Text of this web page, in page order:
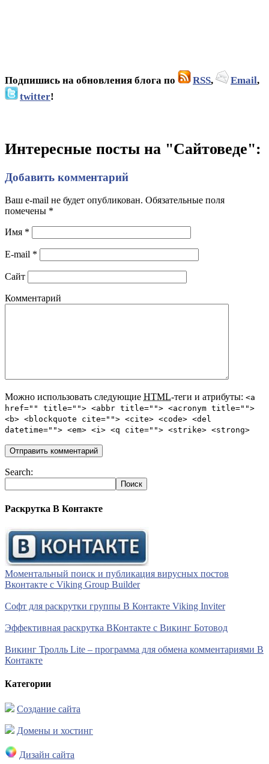
Подпишись на обновления блога по RSS, Email,
twitter!
Интересные посты на "Сайтоведе":
Добавить комментарий
Ваш e-mail не будет опубликован. Обязательные поля
помечены *
Имя *
E-mail *
Сайт
Комментарий
Можно использовать следующие HTML-теги и атрибуты: <a
href="" title=""> <abbr title=""> <acronym title="">
<b> <blockquote cite=""> <cite> <code> <del
datetime=""> <em> <i> <q cite=""> <strike> <strong>
Search:
Раскрутка В Контакте
Моментальный поиск и публикация вирусных постов
Вконтакте с Viking Group Builder
Софт для раскрутки группы В Контакте Viking Inviter
Эффективная раскрутка ВКонтакте с Викинг Ботовод
Викинг Тролль Lite – программа для обмена комментариями В
Контакте
Категории
Создание сайта
Домены и хостинг
Дизайн сайта